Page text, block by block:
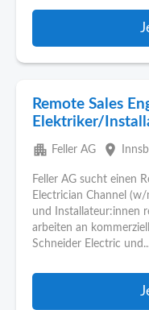
Remote Sales
Elektriker/
apartment Feller AG place
Feller AG sucht einen
Electrician Channel
und Installateur:innen
arbeiten an
Schneider Electric